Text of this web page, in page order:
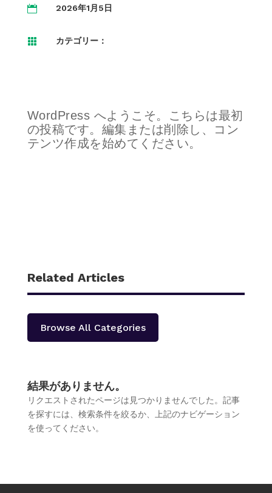
 2026年1月5日
 カテゴリー：
WordPress へようこそ。こちらは最初
の投稿です。編集または削除し、コン
テンツ作成を始めてください。
Related Articles
Browse All Categories
結果がありません。
リクエストされたページは見つかりませんでした。記事
を探すには、検索条件を絞るか、上記のナビゲーション
を使ってください。